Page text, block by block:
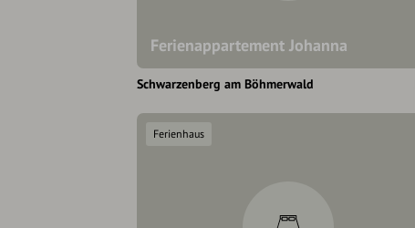
Ferienappartement Johanna
Schwarzenberg am Böhmerwald
Ferienhaus